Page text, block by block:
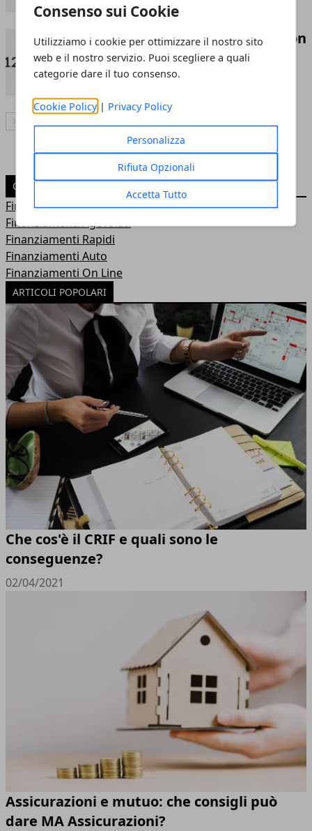
Consenso sui Cookie
Utilizziamo i cookie per ottimizzare il nostro sito
web e il nostro servizio. Puoi scegliere a quali
categorie dare il tuo consenso.
Cookie Policy | Privacy Policy
Personalizza
Rifiuta Opzionali
Accetta Tutto
Finanziamento per le vacanze con
Logos Finanziaria
Redazione - 21 mar 2011
Articolo Successivo
CATEGORIE
Finanziamento
Finanziamenti Agevolati
Finanziamenti Rapidi
Finanziamenti Auto
Finanziamenti On Line
ARTICOLI POPOLARI
Che cos'è il CRIF e quali sono le
conseguenze?
02/04/2021
Assicurazioni e mutuo: che consigli può
dare MA Assicurazioni?